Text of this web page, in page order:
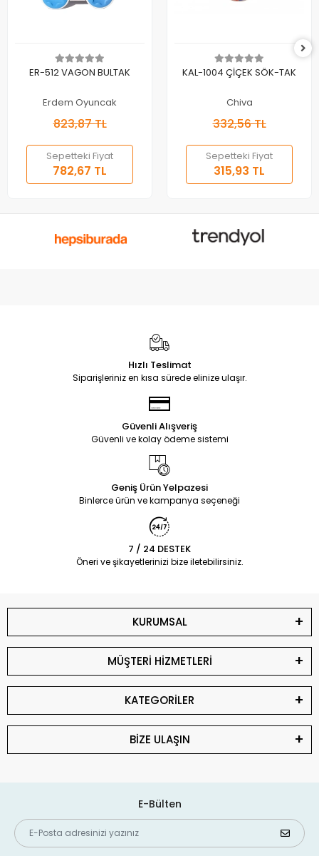
Sepete Ekle
ER-512 VAGON BULTAK
Erdem Oyuncak
823,87 TL
Sepetteki Fiyat
782,67 TL
Sepete Ekle
KAL-1004 ÇİÇEK SÖK-TAK
Chiva
332,56 TL
Sepetteki Fiyat
315,93 TL
Hızlı Teslimat
Siparişleriniz en kısa sürede elinize ulaşır.
Güvenli Alışveriş
Güvenli ve kolay ödeme sistemi
Geniş Ürün Yelpazesi
Binlerce ürün ve kampanya seçeneği
7 / 24 DESTEK
Öneri ve şikayetlerinizi bize iletebilirsiniz.
KURUMSAL
MÜŞTERİ HİZMETLERİ
KATEGORİLER
BİZE ULAŞIN
E-Bülten